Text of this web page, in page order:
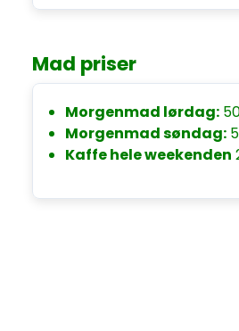
Mad priser
Morgenmad lørdag:
Morgenmad søndag:
Kaffe hele weekenden